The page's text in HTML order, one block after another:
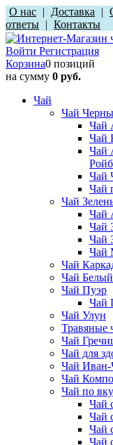
О нас | Доставка |
ответы | Контакты
Войти Регистрация
Корзина0 позиций
на сумму 0 руб.
Чай
Чай
Чай
Чай
Чай
Чай
Чай
Чай
Чай
Чай
Чай
Чай
Чай
Чай Белый
Чай Пуэр
Чай
Чай Улун
Травяные
Чай
Чай для
Чай Иван-
Чай
Чай по
Чай
Чай
Чай
Чай